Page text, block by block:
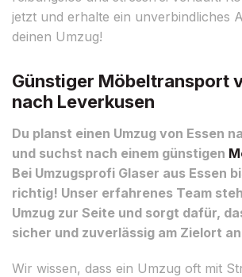
jetzt und erhalte ein unverbindliches
deinen Umzug!
Günstiger Möbeltransport
nach Leverkusen
Du planst einen Umzug von Essen
und suchst nach einem günstigen
Bei Umzugsprofi Glaser aus Essen
richtig! Unser erfahrenes Team
Umzug zur Seite und sorgt dafür,
sicher und zuverlässig am Zielort
Wir wissen, dass ein Umzug oft mit